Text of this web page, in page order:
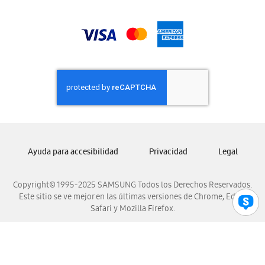
Samsung Nicaragua
Samsung Panamá
Samsung República Dominicana
Samsung Venezuela
Copyright© 1995-2025 SAMSUNG Todos los Derechos Reservados.
Este sitio se ve mejor en las últimas versiones de Chrome, Edge,
Safari y Mozilla Firefox.
Ayuda para accesibilidad Privacidad Legal